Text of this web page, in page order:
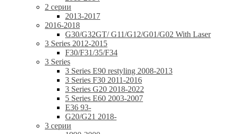
2 серии
2013-2017
2016-2018
G30/G32GT/ G11/G12/G01/G02 With Laser
3 Series 2012-2015
F30/F31/35/F34
3 Series
3 Series E90 restyling 2008-2013
3 Series F30 2011-2016
3 Series G20 2018-2022
5 Series E60 2003-2007
E36 93-
G20/G21 2018-
3 серии